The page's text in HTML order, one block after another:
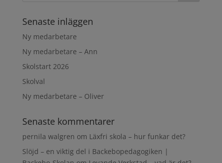
Senaste inläggen
Ny medarbetare
Ny medarbetare – Ann
Skolstart 2026
Skolval
Ny medarbetare – Oliver
Senaste kommentarer
pernila walgren om Läxfri skola – hur funkar det?
Slöjd – en viktig del i Backebopedagogiken |